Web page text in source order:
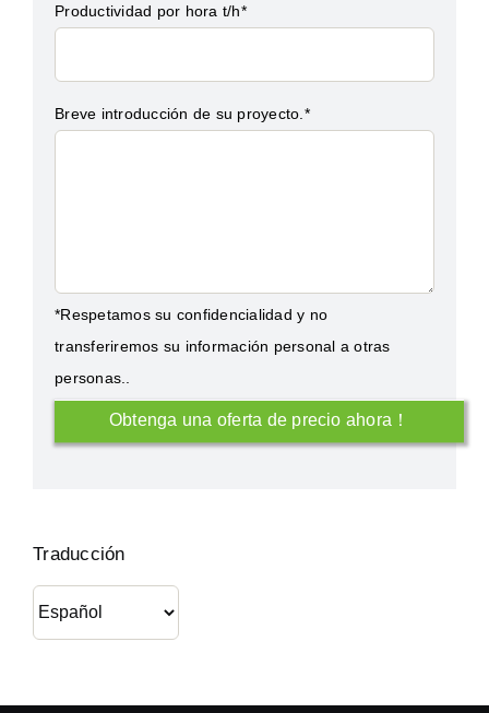
Productividad por hora t/h*
Breve introducción de su proyecto.*
*Respetamos su confidencialidad y no
transferiremos su información personal a otras
personas..
Traducción